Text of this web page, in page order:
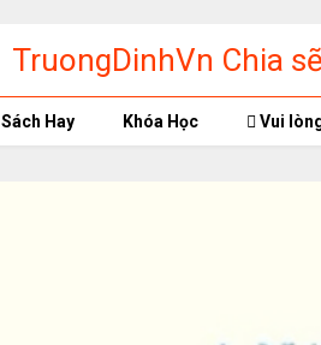
TruongDinhVn Chia
phần mềm học tập
Sách Hay Khóa Học Vui